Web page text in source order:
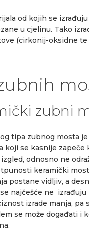
od kojih se
u cjelinu. Tako
(cirkonij-oksidne
zubni
tipa zubnog mosta
koji se kasnije
odnosno ne
keramički
postane vidljiv, a
najčešće ne
izrade manja, pa
se može događati i